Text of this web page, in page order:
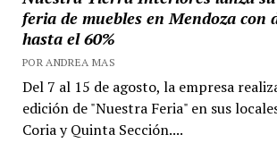
feria de muebles en Mendoza con
hasta el 60%
POR ANDREA MAS
Del 7 al 15 de agosto, la empresa
edición de "Nuestra Feria" en sus
Coria y Quinta Sección....